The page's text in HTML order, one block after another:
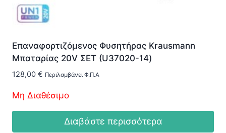
Επαναφορτιζόμενος Φυσητήρας Krausmann
Μπαταρίας 20V ΣΕΤ (U37020-14)
128,00 € Περιλαμβάνει Φ.Π.Α
Μη Διαθέσιμο
Διαβάστε περισσότερα